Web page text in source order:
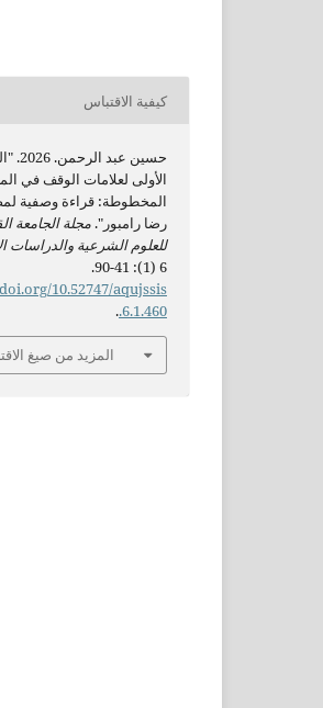
كيفية الاقتباس
حسين عبد
الأولى لعلامات الوقف في
المخطوطة: قراءة وصفية
رضا رامبور".مجلة الجامعة
للعلوم الشرعية والدراسات
6 (1): 41-90.
10.52747/aqujssis
.6.1.460
.
المزيد من صيغ